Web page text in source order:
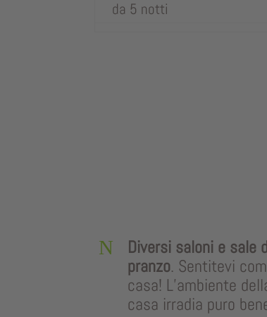
da 5 notti
N
Diversi saloni e sale
pranzo. Sentitevi
casa! L’ambiente
casa irradia puro